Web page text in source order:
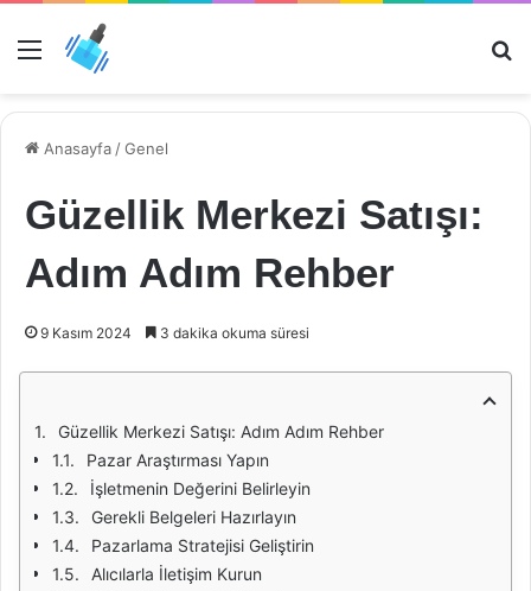
Menü
Anasayfa /Genel
Güzellik Merkezi Satışı:
Adım Adım Rehber
9 Kasım 2024 3 dakika okuma süresi
Güzellik Merkezi Satışı: Adım Adım Rehber
Pazar Araştırması Yapın
İşletmenin Değerini Belirleyin
Gerekli Belgeleri Hazırlayın
Pazarlama Stratejisi Geliştirin
Alıcılarla İletişim Kurun